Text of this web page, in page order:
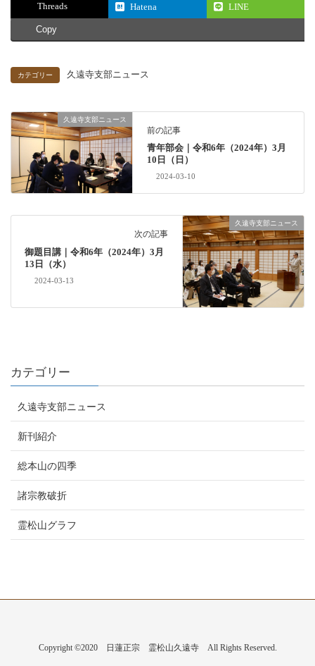
Threads Hatena LINE
Copy
カテゴリー 久遠寺支部ニュース
久遠寺支部ニュース
前の記事
青年部会｜令和6年（2024年）3月
10日（日）
2024-03-10
久遠寺支部ニュース
次の記事
御題目講｜令和6年（2024年）3月
13日（水）
2024-03-13
カテゴリー
久遠寺支部ニュース
新刊紹介
総本山の四季
諸宗教破折
霊松山グラフ
Copyright ©2020 日蓮正宗 霊松山久遠寺 All Rights Reserved.